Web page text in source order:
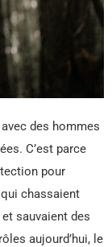
des hommes
C’est parce
pour
chassaient
sauvaient des
aujourd’hui, le